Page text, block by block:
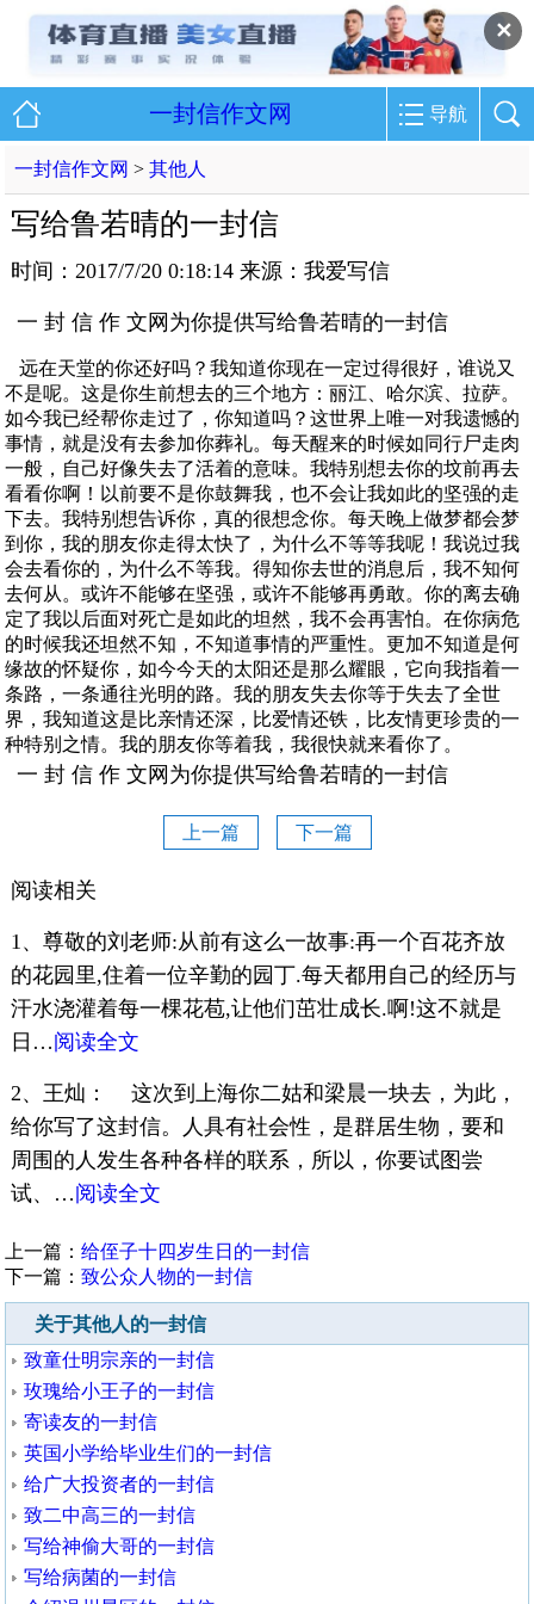
✕
一封信作文网 导航
一封信作文网 >其他人
写给鲁若晴的一封信
时间：2017/7/20 0:18:14 来源：我爱写信
一 封 信 作 文网为你提供写给鲁若晴的一封信
远在天堂的你还好吗？我知道你现在一定过得很好，谁说又
不是呢。这是你生前想去的三个地方：丽江、哈尔滨、拉萨。
如今我已经帮你走过了，你知道吗？这世界上唯一对我遗憾的
事情，就是没有去参加你葬礼。每天醒来的时候如同行尸走肉
一般，自己好像失去了活着的意味。我特别想去你的坟前再去
看看你啊！以前要不是你鼓舞我，也不会让我如此的坚强的走
下去。我特别想告诉你，真的很想念你。每天晚上做梦都会梦
到你，我的朋友你走得太快了，为什么不等等我呢！我说过我
会去看你的，为什么不等我。得知你去世的消息后，我不知何
去何从。或许不能够在坚强，或许不能够再勇敢。你的离去确
定了我以后面对死亡是如此的坦然，我不会再害怕。在你病危
的时候我还坦然不知，不知道事情的严重性。更加不知道是何
缘故的怀疑你，如今今天的太阳还是那么耀眼，它向我指着一
条路，一条通往光明的路。我的朋友失去你等于失去了全世
界，我知道这是比亲情还深，比爱情还铁，比友情更珍贵的一
种特别之情。我的朋友你等着我，我很快就来看你了。
一 封 信 作 文网为你提供写给鲁若晴的一封信
上一篇 下一篇
阅读相关
1、尊敬的刘老师:从前有这么一故事:再一个百花齐放
的花园里,住着一位辛勤的园丁.每天都用自己的经历与
汗水浇灌着每一棵花苞,让他们茁壮成长.啊!这不就是
日…阅读全文
2、王灿： 这次到上海你二姑和梁晨一块去，为此，
给你写了这封信。人具有社会性，是群居生物，要和
周围的人发生各种各样的联系，所以，你要试图尝
试、…阅读全文
上一篇：给侄子十四岁生日的一封信
下一篇：致公众人物的一封信
关于其他人的一封信
致童仕明宗亲的一封信
玫瑰给小王子的一封信
寄读友的一封信
英国小学给毕业生们的一封信
给广大投资者的一封信
致二中高三的一封信
写给神偷大哥的一封信
写给病菌的一封信